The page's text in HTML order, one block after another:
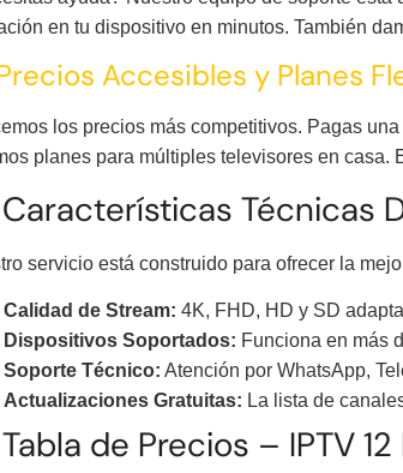
en tu dispositivo en minutos. También
Accesibles y Planes
los precios más competitivos. Pagas
planes para múltiples televisores en casa.
Características Técnicas
servicio está construido para ofrecer la
Calidad de Stream: 4K, FHD, HD y SD
Dispositivos Soportados: Funciona en más
Soporte Técnico: Atención por WhatsApp,
Actualizaciones Gratuitas: La lista de
Tabla de Precios – IPTV